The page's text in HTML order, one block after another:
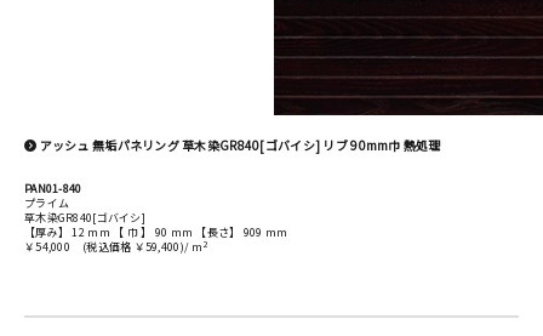
アッシュ 無垢パネリング 草木染GR840[ゴバイシ] リブ 90mm巾 熱処理
PAN01-840
プライム
草木染GR840[ゴバイシ]
【厚み】 12 mm 【 巾 】 90 mm 【長さ】 909 mm
￥54,000
(税込価格 ￥59,400)/ m 2